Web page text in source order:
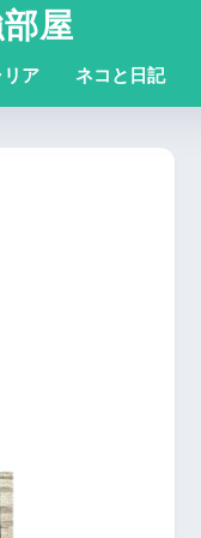
屋
ア ネコと日記